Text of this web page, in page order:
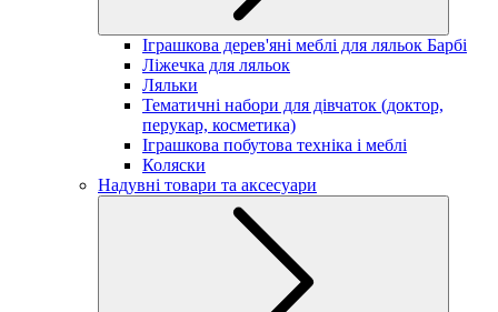
Іграшкова дерев'яні меблі для ляльок Барбі
Ліжечка для ляльок
Ляльки
Тематичні набори для дівчаток (доктор,
перукар, косметика)
Іграшкова побутова техніка і меблі
Коляски
Надувні товари та аксесуари